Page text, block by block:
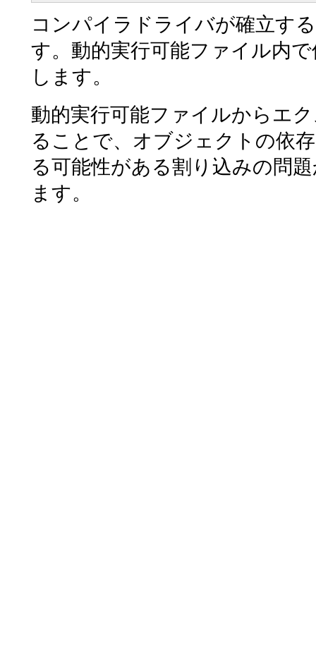
コンパイラドライバが確立す
す。動的実行可能ファイル内
します。
動的実行可能ファイルからエ
ることで、オブジェクトの依
る可能性がある割り込みの問
ます。